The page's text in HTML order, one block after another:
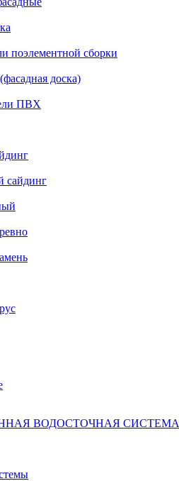
поэлементной сборки
доска)
ПВХ
сайдинг
ВОДОСТОЧНАЯ СИСТЕМА